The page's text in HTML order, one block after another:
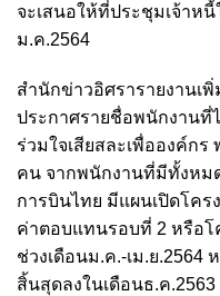
จะเสนอให้ที่ประชุมเจ้าห
ม.ค.2564
สำนักข่าวอิศรารายงานเ
ประกาศรายชื่อพนักงานที่
ร่วมใจเสียสละเพื่อองค์กร
คน จากพนักงานที่มีทั้งหม
การบินไทย มีแผนเปิดโคร
ค่าตอบแทนรอบที่ 2 หรือโ
ช่วงเดือนม.ค.-เม.ย.2564
สิ้นสุดลงในเดือนธ.ค.2563